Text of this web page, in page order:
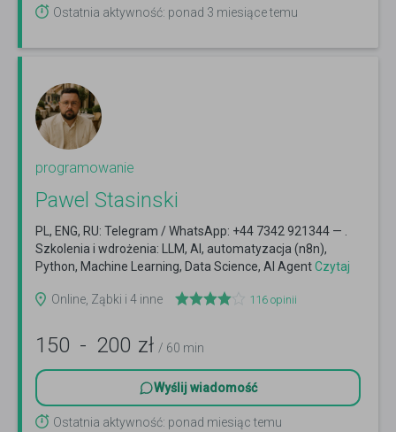
Ostatnia aktywność: ponad 3 miesiące temu
programowanie
Pawel Stasinski
PL, ENG, RU: Telegram / WhatsApp: +44 7342 921344 — .
Szkolenia i wdrożenia: LLM, AI, automatyzacja (n8n),
Python, Machine Learning, Data Science, AI AgentCzytaj
Online, Ząbki i 4 inne
116 opinii
150 - 200 zł / 60 min
Wyślij wiadomość
Ostatnia aktywność: ponad miesiąc temu